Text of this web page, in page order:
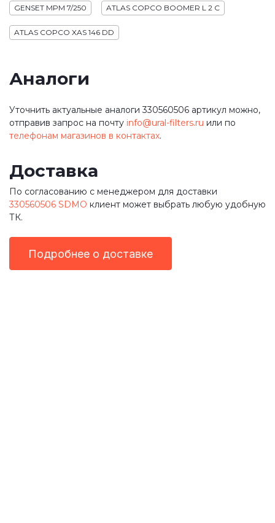
GENSET MPM 7/250 ATLAS COPCO BOOMER L 2 C
ATLAS COPCO XAS 146 DD
Аналоги
Уточнить актуальные аналоги 330560506 артикул можно,
отправив запрос на почту info@ural-filters.ru или по
телефонам магазинов в контактах.
Доставка
По согласованию с менеджером для доставки
330560506 SDMO клиент может выбрать любую удобную
ТК.
Подробнее о доставке